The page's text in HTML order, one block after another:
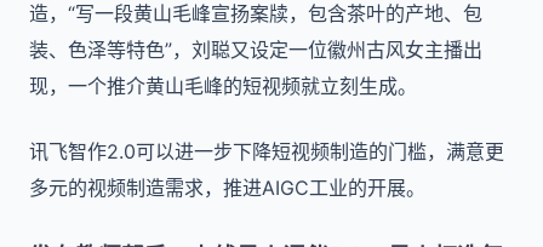
造，“写一段黄山毛峰宣扬案牍，包含茶叶的产地、包
装、色泽等特色”，刘聪又设定一位徽州古风女主播出
现，一个推介黄山毛峰的短视频就立刻生成。
讯飞智作2.0可以进一步下降短视频制造的门槛，满意更
多元的视频制造需求，推进AIGC工业的开展。